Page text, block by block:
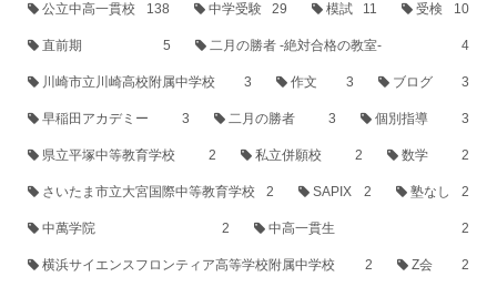
公立中高一貫校 138 中学受験 29 模試 11 受検 10
直前期 5 二月の勝者 -絶対合格の教室- 4
川崎市立川崎高校附属中学校 3 作文 3 ブログ 3
早稲田アカデミー 3 二月の勝者 3 個別指導 3
県立平塚中等教育学校 2 私立併願校 2 数学 2
さいたま市立大宮国際中等教育学校 2 SAPIX 2 塾なし 2
中萬学院 2 中高一貫生 2
横浜サイエンスフロンティア高等学校附属中学校 2 Z会 2